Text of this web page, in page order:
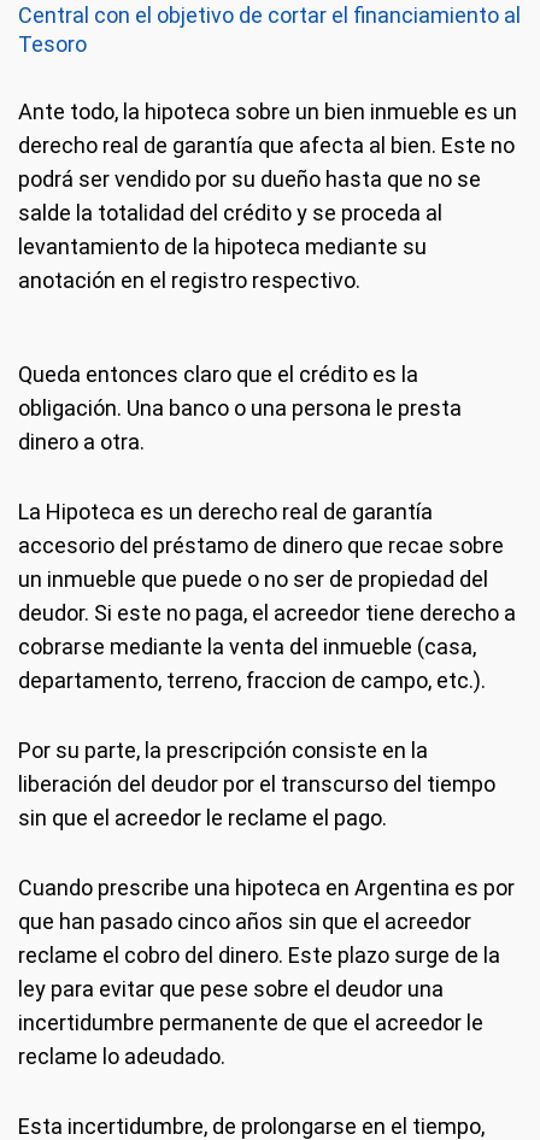
Central con el objetivo de cortar el financiamiento al
Tesoro
Ante todo, la hipoteca sobre un bien inmueble es un
derecho real de garantía que afecta al bien. Este no
podrá ser vendido por su dueño hasta que no se
salde la totalidad del crédito y se proceda al
levantamiento de la hipoteca mediante su
anotación en el registro respectivo.
Queda entonces claro que el crédito es la
obligación. Una banco o una persona le presta
dinero a otra.
La Hipoteca es un derecho real de garantía
accesorio del préstamo de dinero que recae sobre
un inmueble que puede o no ser de propiedad del
deudor. Si este no paga, el acreedor tiene derecho a
cobrarse mediante la venta del inmueble (casa,
departamento, terreno, fraccion de campo, etc.).
Por su parte, la prescripción consiste en la
liberación del deudor por el transcurso del tiempo
sin que el acreedor le reclame el pago.
Cuando prescribe una hipoteca en Argentina es por
que han pasado cinco años sin que el acreedor
reclame el cobro del dinero. Este plazo surge de la
ley para evitar que pese sobre el deudor una
incertidumbre permanente de que el acreedor le
reclame lo adeudado.
Esta incertidumbre, de prolongarse en el tiempo,